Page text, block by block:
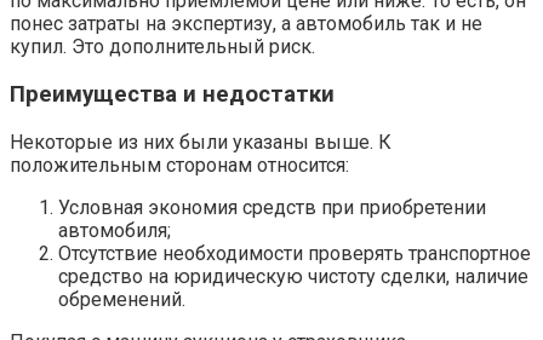
понес затраты на экспертизу, а автомобиль так и не
купил. Это дополнительный риск.
Преимущества и недостатки
Некоторые из них были указаны выше. К
положительным сторонам относится:
Условная экономия средств при приобретении
автомобиля;
Отсутствие необходимости проверять транспортное
средство на юридическую чистоту сделки, наличие
обременений.